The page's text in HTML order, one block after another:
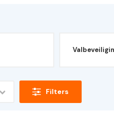
Filters